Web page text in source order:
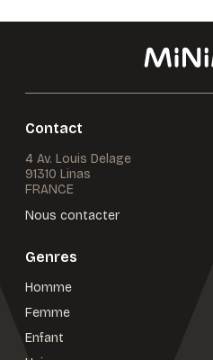
Contact
4 Av. Louis Delage
91310 Linas
FRANCE
Nous contacter
Genres
Homme
Femme
Enfant